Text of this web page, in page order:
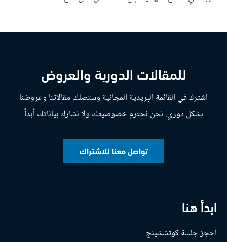
للمقالات الدورية والعروض
اشترك في القائمة البريدية المجانية وستصلك مقالاتنا وعروضنا
بشكل دوري. نحن نحترم خصوصيتك ولا نشارك بياناتك أبداً
تواصل معنا للاشتراك
ابدأ هنا
احجز جلسة كوتششينج